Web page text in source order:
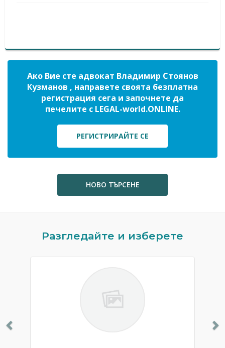
Ако Вие сте адвокат Владимир Стоянов
Кузманов , направете своята безплатна
регистрация сега и започнете да
печелите с LEGAL-world.ONLINE.
РЕГИСТРИРАЙТЕ СЕ
НОВО ТЪРСЕНЕ
Разгледайте и изберете